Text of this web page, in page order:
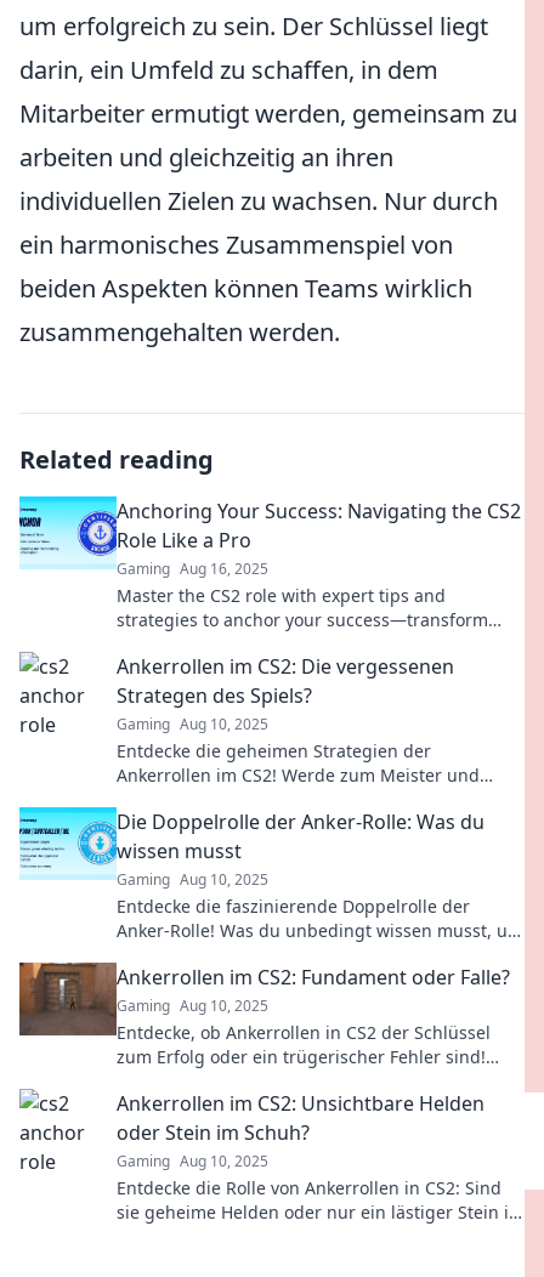
um erfolgreich zu sein. Der Schlüssel liegt
darin, ein Umfeld zu schaffen, in dem
Mitarbeiter ermutigt werden, gemeinsam zu
arbeiten und gleichzeitig an ihren
individuellen Zielen zu wachsen. Nur durch
ein harmonisches Zusammenspiel von
beiden Aspekten können Teams wirklich
zusammengehalten werden.
Related reading
Anchoring Your Success: Navigating the CS2
Role Like a Pro
Gaming Aug 16, 2025
Master the CS2 role with expert tips and
strategies to anchor your success—transform
Ankerrollen im CS2: Die vergessenen
Strategen des Spiels?
Gaming Aug 10, 2025
Entdecke die geheimen Strategien der
Ankerrollen im CS2! Werde zum Meister und
Die Doppelrolle der Anker-Rolle: Was du
wissen musst
Gaming Aug 10, 2025
Entdecke die faszinierende Doppelrolle der
Anker-Rolle! Was du unbedingt wissen musst, um
Ankerrollen im CS2: Fundament oder Falle?
Gaming Aug 10, 2025
Entdecke, ob Ankerrollen in CS2 der Schlüssel
zum Erfolg oder ein trügerischer Fehler sind!
Ankerrollen im CS2: Unsichtbare Helden
oder Stein im Schuh?
Gaming Aug 10, 2025
Entdecke die Rolle von Ankerrollen in CS2: Sind
sie geheime Helden oder nur ein lästiger Stein im